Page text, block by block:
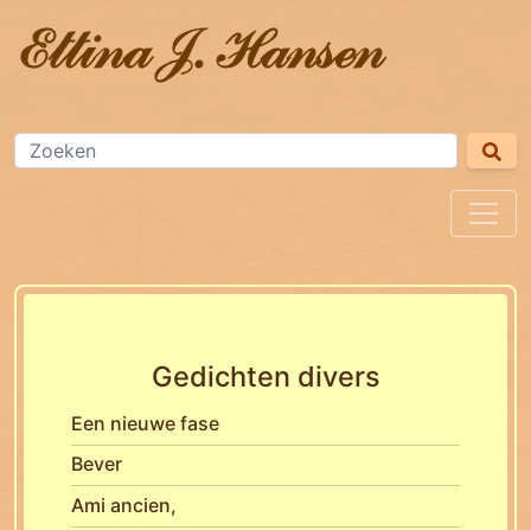
Gedichten divers
Een nieuwe fase
Bever
Ami ancien,